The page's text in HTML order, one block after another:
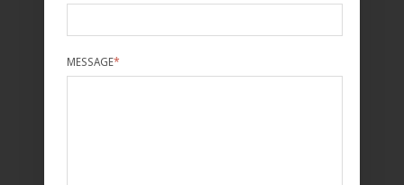
MESSAGE*